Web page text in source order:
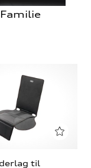
til